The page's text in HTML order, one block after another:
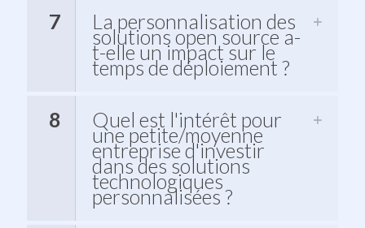
7 La personnalisation des
solutions open source a-
t-elle un impact sur le
temps de déploiement ?
8 Quel est l'intérêt pour
une petite/moyenne
entreprise d'investir
dans des solutions
technologiques
personnalisées ?